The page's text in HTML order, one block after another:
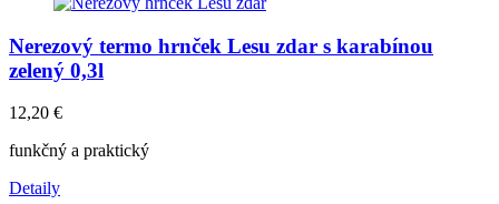
Nerezový termo hrnček Lesu zdar s karabínou
zelený 0,3l
12,20 €
funkčný a praktický
Detaily